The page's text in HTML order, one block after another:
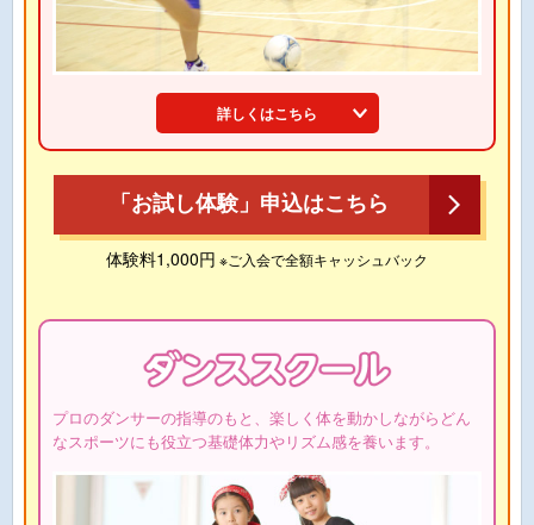
詳しくはこちら
「お試し体験」申込はこちら
体験料1,000円 ※ご入会で全額キャッシュバック
プロのダンサーの指導のもと、楽しく体を動かしながらどん
なスポーツにも役立つ基礎体力やリズム感を養います。